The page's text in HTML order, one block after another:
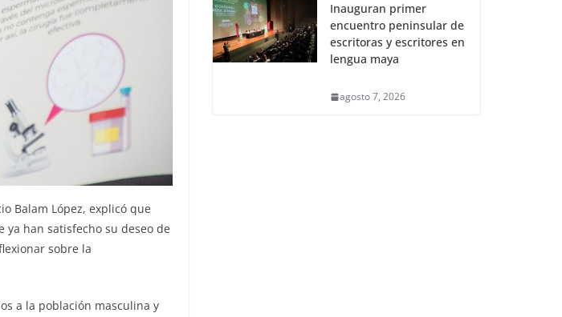
Balam López, explicó que
han satisfecho su deseo de
sobre la
a la población masculina y
Inauguran primer
encuentro peninsular de
escritoras y escritores en
lengua maya
agosto 7, 2026